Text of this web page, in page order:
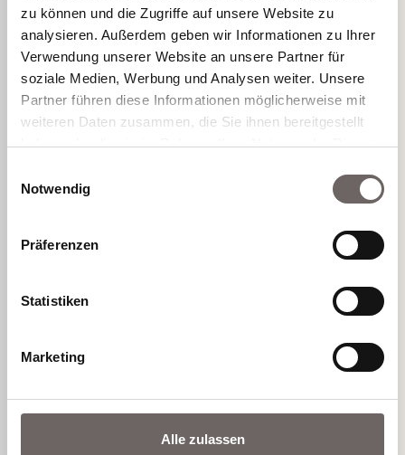
zu können und die Zugriffe auf unsere Website zu
analysieren. Außerdem geben wir Informationen zu Ihrer
Verwendung unserer Website an unsere Partner für
soziale Medien, Werbung und Analysen weiter. Unsere
Partner führen diese Informationen möglicherweise mit
weiteren Daten zusammen, die Sie ihnen bereitgestellt
haben oder die sie im Rahmen Ihrer Nutzung der Dienste
Notwendig
Präferenzen
Statistiken
Marketing
Alle zulassen